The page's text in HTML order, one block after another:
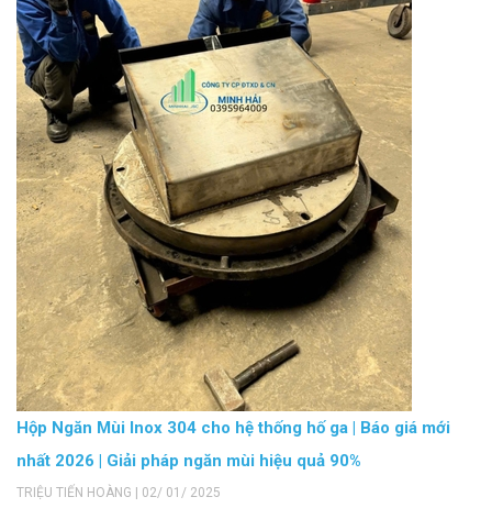
Hộp Ngăn Mùi Inox 304 cho hệ thống hố ga | Báo giá mới
nhất 2026 | Giải pháp ngăn mùi hiệu quả 90%
TRIỆU TIẾN HOÀNG | 02/ 01/ 2025